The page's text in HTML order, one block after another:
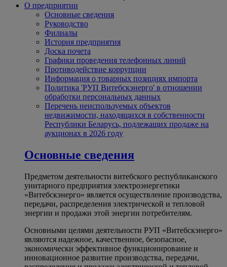
О предприятии
Основные сведения
Руководство
Филиалы
История предприятия
Доска почета
Графики проведения телефонных линий
Противодействие коррупции
Информация о товарных позициях импорта
Политика 'РУП Витебскэнерго' в отношении
обработки персональных данных
Перечень неиспользуемых объектов
недвижимости, находящихся в собственности
Республики Беларусь, подлежащих продаже на
аукционах в 2026 году
Основные сведения
Предметом деятельности витебского республиканского
унитарного предприятия электроэнергетики
«Витебскэнерго» является осуществление производства,
передачи, распределения электрической и тепловой
энергии и продажи этой энергии потребителям.
Основными целями деятельности РУП «Витебскэнерго»
являются надежное, качественное, безопасное,
экономически эффективное функционирование и
инновационное развитие производства, передачи,